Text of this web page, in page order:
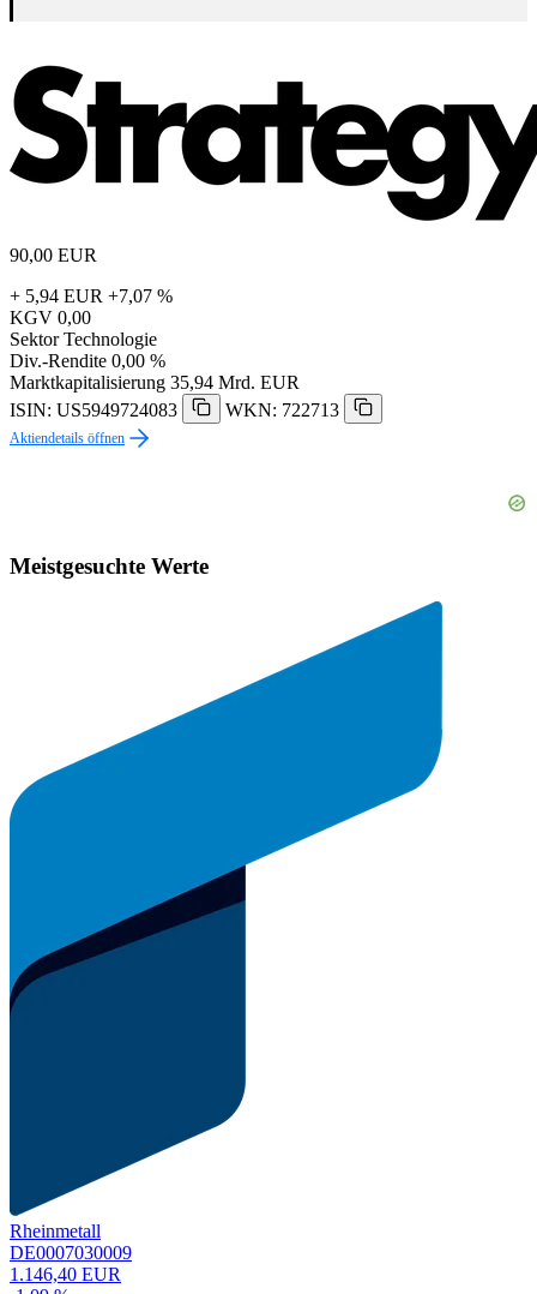
90,00 EUR
+ 5,94 EUR +7,07 %
KGV 0,00
Sektor Technologie
Div.-Rendite 0,00 %
Marktkapitalisierung 35,94 Mrd. EUR
ISIN: US5949724083
WKN: 722713
Aktiendetails öffnen
Meistgesuchte Werte
Rheinmetall
DE0007030009
1.146,40 EUR